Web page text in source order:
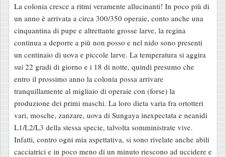
s
s
a
g
g
i
o
La colonia cresce a ritmi veramente allucinanti! In poco più di
un anno è arrivata a circa 300/350 operaie, conto anche una
cinquantina di pupe e altrettante grosse larve, la regina
continua a deporre a più non posso e nel nido sono presenti
un centinaio di uova e piccole larve. La temperatura si aggira
sui 22 gradi di giorno e i 18 di notte, quindi presumo che
entro il prossimo anno la colonia possa arrivare
tranquillamente al migliaio di operaie con (forse) la
produzione dei primi maschi. La loro dieta varia fra ortotteri
vari, mosche, zanzare, uova di Sungaya inexpectata e neanidi
L1/L2/L3 della stessa specie, talvolta somministrate vive.
Infatti, contro ogni mia aspettativa, si sono rivelate anche abili
cacciatrici e in poco meno di un minuto riescono ad uccidere e